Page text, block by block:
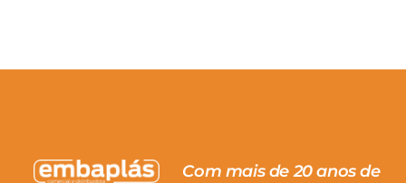
Com mais de 20 anos de